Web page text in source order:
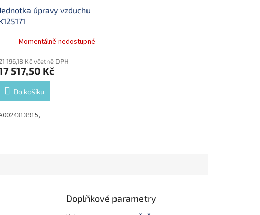
Jednotka úpravy vzduchu
Momentálně nedostupné
196,18 Kč včetně DPH
517,50 Kč
Do košíku
Doplňkové parametry